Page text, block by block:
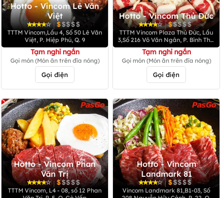
Hotto - Vincom Lê Văn
Việt
|
TTTM Vincom,Lầu 4, Số 50 Lê Văn
Việt, P. Hiệp Phú, Q. 9
Tạm nghỉ ngắn
Gọi món (Món ăn trên đĩa nóng)
Gọi điện
Hotto - Vincom Thủ Đức
|
TTTM Vincom Plaza Thủ Đức, Lầu
3,Số 216 Võ Văn Ngân, P. Bình Thọ,
Q. Thủ Đức
Tạm nghỉ ngắn
Gọi món (Món ăn trên đĩa nóng)
Gọi điện
Hotto - Vincom Phan
Văn Trị
|
TTTM Vincom, L4 - 08, số 12 Phan
Hotto - Vincom
Landmark 81
|
Vincom Landmark 81,B1-03, Số